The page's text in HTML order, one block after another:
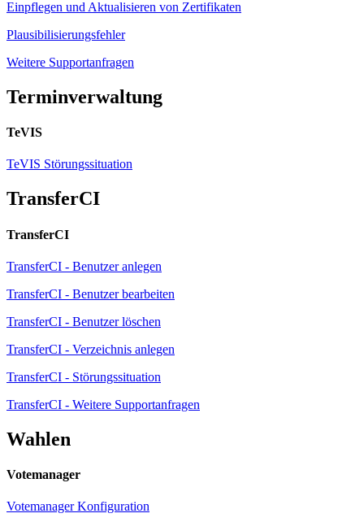
Einpflegen und Aktualisieren von Zertifikaten
Plausibilisierungsfehler
Weitere Supportanfragen
Terminverwaltung
TeVIS
TeVIS Störungssituation
TransferCI
TransferCI
TransferCI - Benutzer anlegen
TransferCI - Benutzer bearbeiten
TransferCI - Benutzer löschen
TransferCI - Verzeichnis anlegen
TransferCI - Störungssituation
TransferCI - Weitere Supportanfragen
Wahlen
Votemanager
Votemanager Konfiguration